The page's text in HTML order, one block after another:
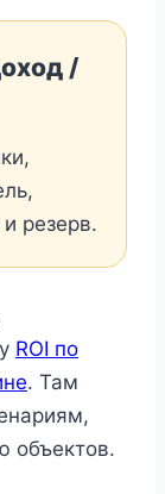
/
резерв.
ROI по
. Там
объектов.